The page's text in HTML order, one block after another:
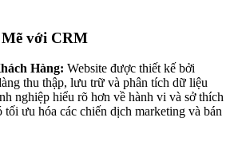
với CRM
Hàng: Website được thiết kế bởi
thu thập, lưu trữ và phân tích dữ liệu
nghiệp hiểu rõ hơn về hành vi và sở thích
tối ưu hóa các chiến dịch marketing và bán